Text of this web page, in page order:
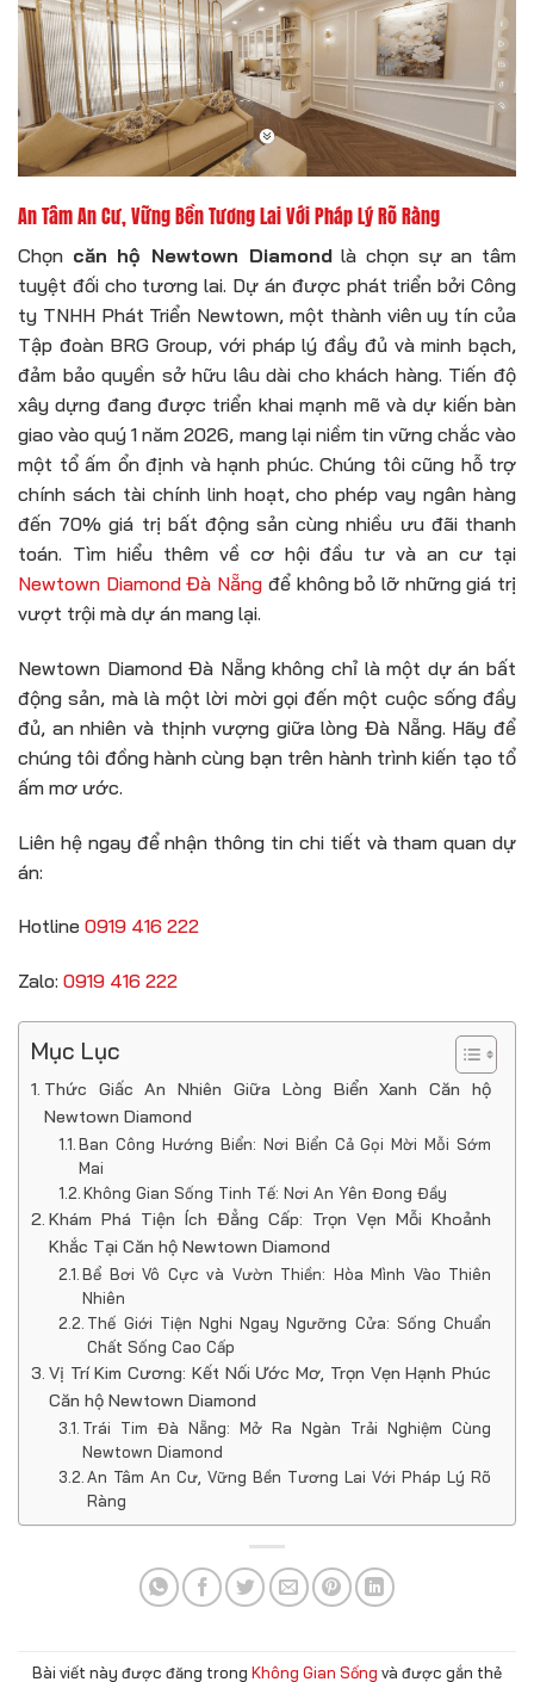
An Tâm An Cư, Vững Bền Tương Lai Với Pháp Lý Rõ Ràng
Chọn căn hộ Newtown Diamondlà chọn sự an tâm
tuyệt đối cho tương lai. Dự án được phát triển bởi Công
ty TNHH Phát Triển Newtown, một thành viên uy tín của
Tập đoàn BRG Group, với pháp lý đầy đủ và minh bạch,
đảm bảo quyền sở hữu lâu dài cho khách hàng. Tiến độ
xây dựng đang được triển khai mạnh mẽ và dự kiến bàn
giao vào quý 1 năm 2026, mang lại niềm tin vững chắc vào
một tổ ấm ổn định và hạnh phúc. Chúng tôi cũng hỗ trợ
chính sách tài chính linh hoạt, cho phép vay ngân hàng
đến 70% giá trị bất động sản cùng nhiều ưu đãi thanh
toán. Tìm hiểu thêm về cơ hội đầu tư và an cư tại
Newtown Diamond Đà Nẵng để không bỏ lỡ những giá trị
vượt trội mà dự án mang lại.
Newtown Diamond Đà Nẵng không chỉ là một dự án bất
động sản, mà là một lời mời gọi đến một cuộc sống đầy
đủ, an nhiên và thịnh vượng giữa lòng Đà Nẵng. Hãy để
chúng tôi đồng hành cùng bạn trên hành trình kiến tạo tổ
ấm mơ ước.
Liên hệ ngay để nhận thông tin chi tiết và tham quan dự
án:
Hotline 0919 416 222
Zalo: 0919 416 222
Mục Lục
Thức Giấc An Nhiên Giữa Lòng Biển Xanh Căn hộ
Newtown Diamond
Ban Công Hướng Biển: Nơi Biển Cả Gọi Mời Mỗi Sớm
Mai
Không Gian Sống Tinh Tế: Nơi An Yên Đong Đầy
Khám Phá Tiện Ích Đẳng Cấp: Trọn Vẹn Mỗi Khoảnh
Khắc Tại Căn hộ Newtown Diamond
Bể Bơi Vô Cực và Vườn Thiền: Hòa Mình Vào Thiên
Nhiên
Thế Giới Tiện Nghi Ngay Ngưỡng Cửa: Sống Chuẩn
Chất Sống Cao Cấp
Vị Trí Kim Cương: Kết Nối Ước Mơ, Trọn Vẹn Hạnh Phúc
Căn hộ Newtown Diamond
Trái Tim Đà Nẵng: Mở Ra Ngàn Trải Nghiệm Cùng
Newtown Diamond
An Tâm An Cư, Vững Bền Tương Lai Với Pháp Lý Rõ
Ràng
Bài viết này được đăng trong Không Gian Sống và được gắn thẻ